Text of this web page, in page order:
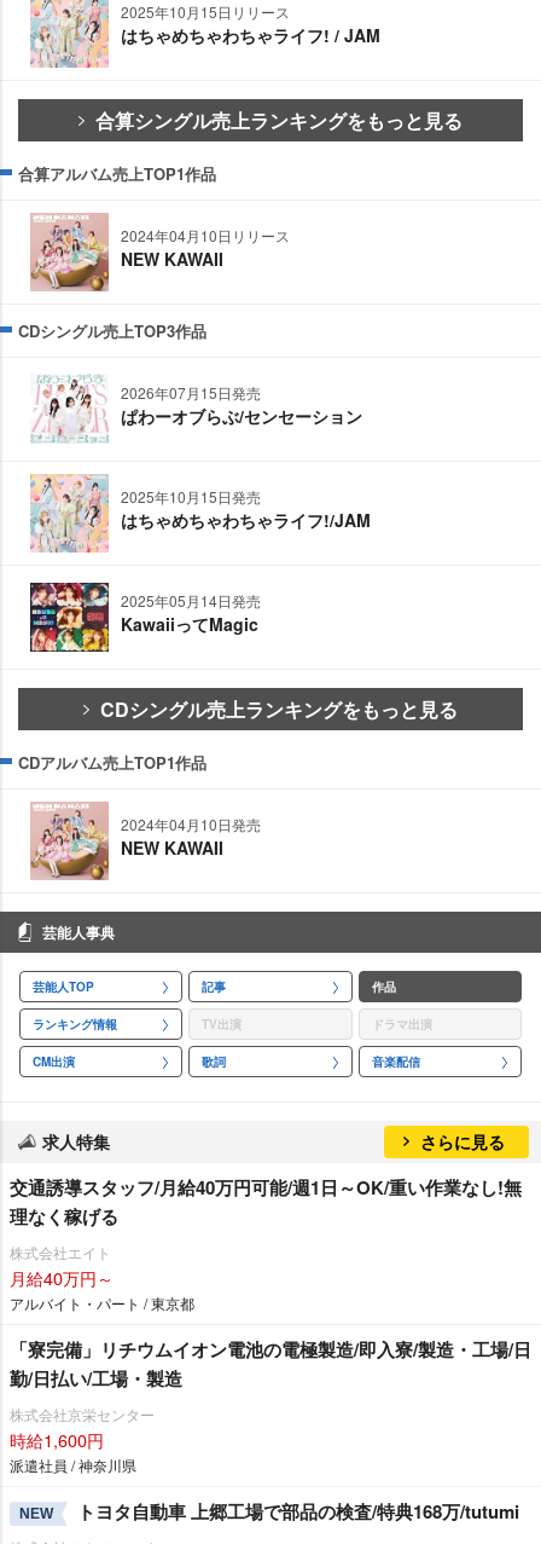
2025年10月15日リリース
はちゃめちゃわちゃライフ! / JAM
合算シングル売上ランキングをもっと見る
合算アルバム売上TOP1作品
2024年04月10日リリース
NEW KAWAII
CDシングル売上TOP3作品
2026年07月15日発売
ぱわーオブらぶ/センセーション
2025年10月15日発売
はちゃめちゃわちゃライフ!/JAM
2025年05月14日発売
KawaiiってMagic
CDシングル売上ランキングをもっと見る
CDアルバム売上TOP1作品
2024年04月10日発売
NEW KAWAII
芸能人事典
芸能人TOP 記事 作品
ランキング情報 TV出演 ドラマ出演
CM出演 歌詞 音楽配信
求人特集 さらに見る
交通誘導スタッフ/月給40万円可能/週1日～OK/重い作業なし!無
理なく稼げる
株式会社エイト
月給40万円～
アルバイト・パート / 東京都
「寮完備」リチウムイオン電池の電極製造/即入寮/製造・工場/日
勤/日払い/工場・製造
株式会社京栄センター
時給1,600円
派遣社員 / 神奈川県
NEW トヨタ自動車 上郷工場で部品の検査/特典168万/tutumi